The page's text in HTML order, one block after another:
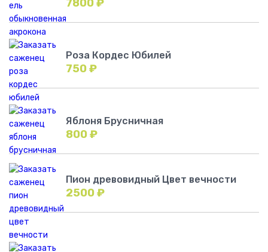
7800₽
Роза Кордес Юбилей
750₽
Яблоня Брусничная
800₽
Пион древовидный Цвет вечности
2500₽